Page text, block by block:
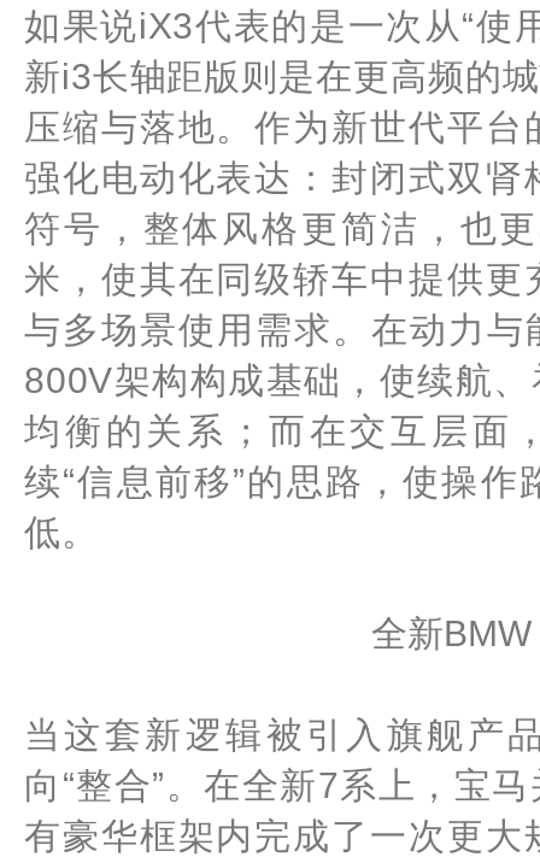
如果说iX3代表的是一次从“使
新i3长轴距版则是在更高频的
压缩与落地。作为新世代平
强化电动化表达：封闭式双
符号，整体风格更简洁，也
米，使其在同级轿车中提供
与多场景使用需求。在动力
800V架构构成基础，使续航
均衡的关系；而在交互层面
续“信息前移”的思路，使操
低。
全新
当这套新逻辑被引入旗舰产
向“整合”。在全新7系上，宝
有豪华框架内完成了一次更